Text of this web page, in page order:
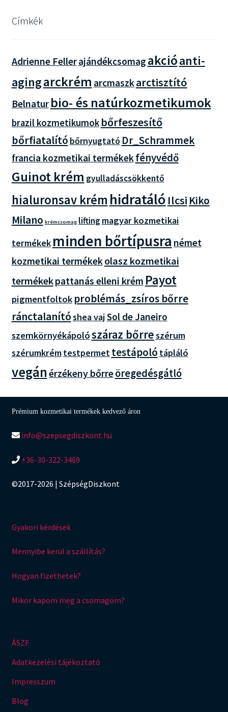
Címkék
Adrienne Fellerajándékcsomag akcióanti-
agingarckrém arcmaszkarctisztító
Belnatur bio- és natúrkozmetikumok
brazil kozmetikumok bőrfeszesítő
bőrfiatalító bőrnyugtató Dr_Schrammek
francia kozmetikai termékek fényvédő
Guinot krém gyulladáscsökkentő
hialuronsav krémhidratáló Ilcsi Kiko
Milano krémcsomag lifting magyar kozmetikai
termékek minden bőrtípusra német
kozmetikai termékekolasz kozmetikai
termékekpattanás elleni krém Payot
pigmentfoltok problémás_zsíros bőrre
ránctalanítóshea vajSol de Janeiro
szemkörnyékápolószáraz bőrreszérum
szérumkrémtestpermettestápoló tápláló
vegánérzékeny bőrreöregedésgátló
Prémium kozmetikai termékek kedvező áron
info@szepsegdiszkont.hu
+36-30-322-3469
©2017-2026 | SzépségDiszkont
Gyakori kérdések
Mennyibe kerül a szállítás?
Hogyan fizethetek?
Mikor kapom meg a csomagom?
ÁSZF
Adatkezelési tájékoztató
Impresszum
Blog